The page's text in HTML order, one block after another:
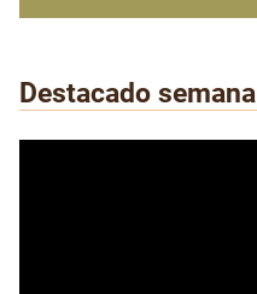
Destacado semanal